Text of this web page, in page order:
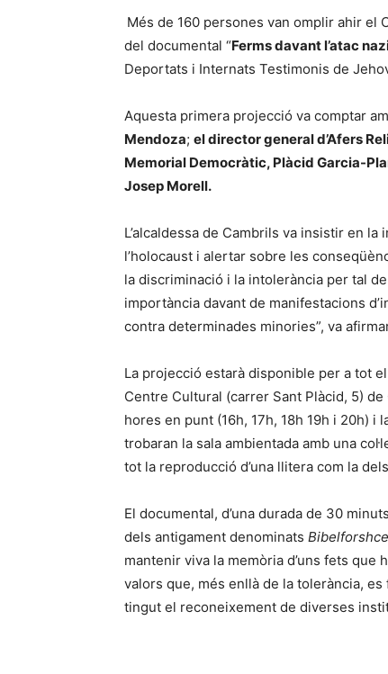
Més de 160 persones van omplir ahir el
del documental “Ferms davant l’atac
Deportats i Internats Testimonis de
Aquesta primera projecció va comptar
Mendoza; el director general d’Afers
Memorial Democràtic, Plàcid Garcia-
Josep Morell.
L’alcaldessa de Cambrils va insistir en
l’holocaust i alertar sobre les
la discriminació i la intolerància per tal
importància davant de manifestacions
contra determinades minories”, va
La projecció estarà disponible per a tot
Centre Cultural (carrer Sant Plàcid, 5)
hores en punt (16h, 17h, 18h 19h i 20h) i
trobaran la sala ambientada amb una
tot la reproducció d’una llitera com la
El documental, d’una durada de 30
dels antigament denominats
mantenir viva la memòria d’uns fets
valors que, més enllà de la tolerància,
tingut el reconeixement de diverses